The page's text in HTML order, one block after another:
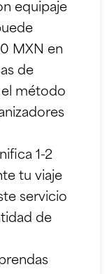
equipaje
MXN en
de
método
1-2
tu viaje
servicio
de